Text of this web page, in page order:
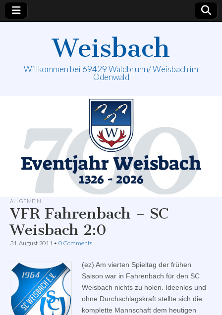
Weisbach
Willkommen bei 69429 Waldbrunn/ Weisbach im
Odenwald
ALLGEMEIN
VFR Fahrenbach – SC
Weisbach 2:0
31. August 2011 • 0 Comments
(ez) Am vierten Spieltag der frühen
Saison war in Fahrenbach für den SC
Weisbach nichts zu holen. Ideenlos und
ohne Durchschlagskraft stellte sich die
komplette Mannschaft dem heutigen